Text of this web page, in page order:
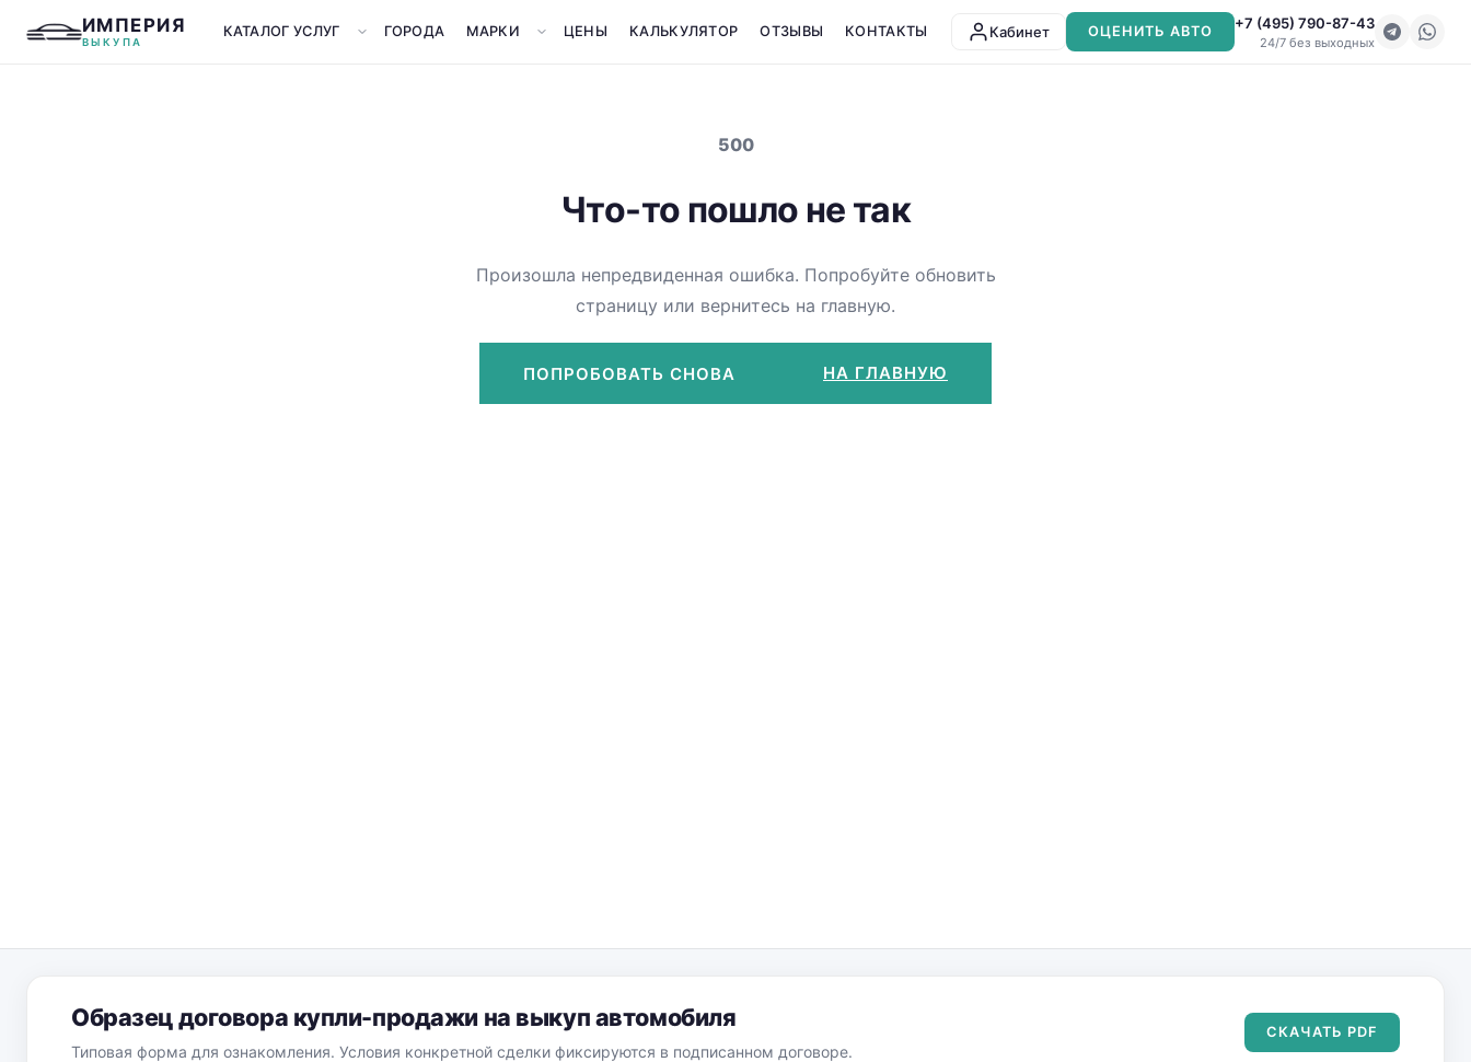
ИМПЕРИЯ
ВЫКУПА
КАТАЛОГ УСЛУГ ГОРОДА МАРКИ ЦЕНЫ КАЛЬКУЛЯТОР ОТЗЫВЫ КОНТАКТЫ Кабинет ОЦЕНИТЬ АВТО +7 (495) 790-87-43
24/7 без выходных
500
Что-то пошло не так
Произошла непредвиденная ошибка. Попробуйте обновить
страницу или вернитесь на главную.
ПОПРОБОВАТЬ СНОВА НА ГЛАВНУЮ
Образец договора купли-продажи на выкуп автомобиля
Типовая форма для ознакомления. Условия конкретной сделки фиксируются в подписанном договоре.
СКАЧАТЬ PDF